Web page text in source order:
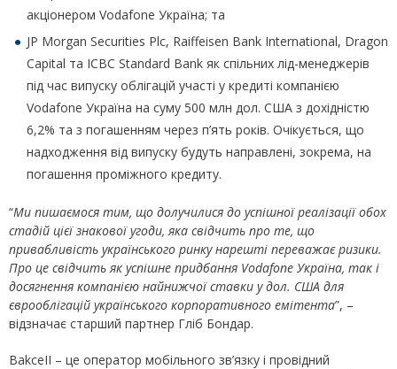
акціонером Vodafone Україна; та
JP Morgan Securities Plc, Raiffeisen Bank International, Dragon
Capital та ICBC Standard Bank як спільних лід-менеджерів
під час випуску облігацій участі у кредиті компанією
Vodafone Україна на суму 500 млн дол. США з дохідністю
6,2% та з погашенням через п’ять років. Очікується, що
надходження від випуску будуть направлені, зокрема, на
погашення проміжного кредиту.
“Ми пишаємося тим, що долучилися до успішної реалізації обох
стадій цієї знакової угоди, яка свідчить про те, що
привабливість українського ринку нарешті переважає ризики.
Про це свідчить як успішне придбання Vodafone Україна, так і
досягнення компанією найнижчої ставки у дол. США для
єврооблігацій українського корпоративного емітента”, –
відзначає старший партнер Гліб Бондар.
ВаkсеІІ – це оператор мобільного зв’язку і провідний